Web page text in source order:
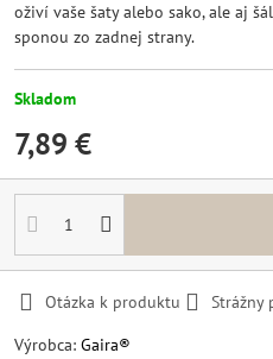
oživí vaše šaty alebo sako, ale aj
sponou zo zadnej strany.
Skladom
7,89 €
Otázka k produktu Strážny
Výrobca: Gaira®